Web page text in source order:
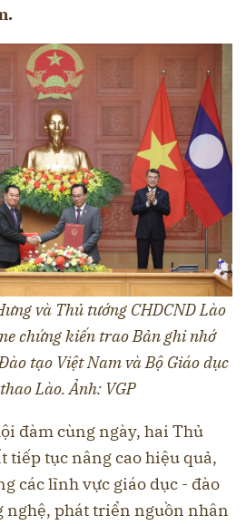
và Thủ tướng CHDCND Lào
chứng kiến trao Bản ghi nhớ
tạo Việt Nam và Bộ Giáo dục
Lào. Ảnh: VGP
đàm cùng ngày, hai Thủ
tiếp tục nâng cao hiệu quả,
các lĩnh vực giáo dục - đào
nghệ, phát triển nguồn nhân